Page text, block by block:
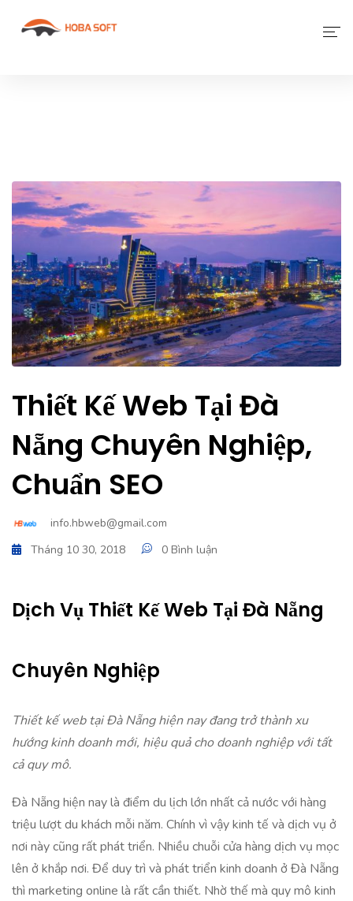
Tin Tức
Liên Hệ
Thiết Kế Web Tại Đà
Nẵng Chuyên Nghiệp,
Chuẩn SEO
info.hbweb@gmail.com
Tháng 10 30, 2018
0 Bình luận
Dịch Vụ Thiết Kế Web Tại Đà Nẵng
Chuyên Nghiệp
Thiết kế web tại Đà Nẵng hiện nay đang trở thành xu
hướng kinh doanh mới, hiệu quả cho doanh nghiệp với tất
cả quy mô.
Đà Nẵng hiện nay là điểm du lịch lớn nhất cả nước với hàng
triệu lượt du khách mỗi năm. Chính vì vậy kinh tế và dịch vụ ở
nơi này cũng rất phát triển. Nhiều chuỗi cửa hàng dịch vụ mọc
lên ở khắp nơi. Để duy trì và phát triển kinh doanh ở Đà Nẵng
thì marketing online là rất cần thiết. Nhờ thế mà quy mô kinh